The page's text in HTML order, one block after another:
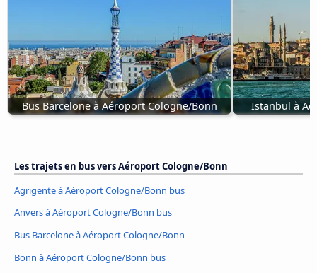
Bus Barcelone à Aéroport Cologne/Bonn Istanbul à
Les trajets en bus vers Aéroport Cologne/Bonn
Agrigente à Aéroport Cologne/Bonn bus
Anvers à Aéroport Cologne/Bonn bus
Bus Barcelone à Aéroport Cologne/Bonn
Bonn à Aéroport Cologne/Bonn bus